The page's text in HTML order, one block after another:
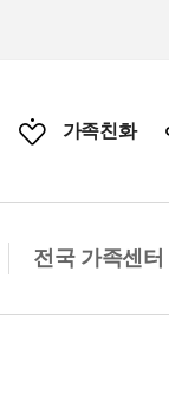
가족친화
전국 가족센터